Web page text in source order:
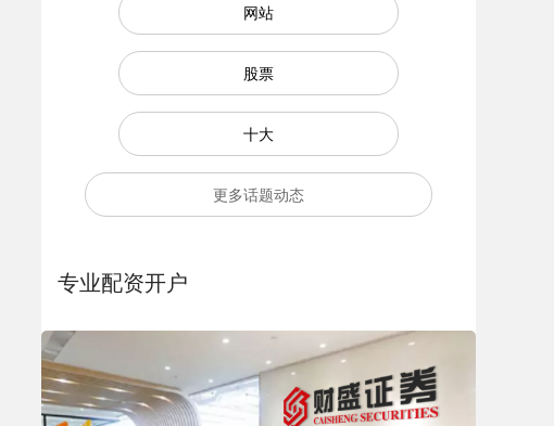
网站
股票
十大
更多话题动态
专业配资开户